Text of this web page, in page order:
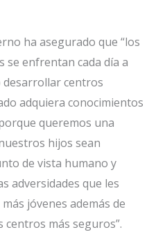
ha asegurado que “los
se enfrentan cada día a
centros
adquiera conocimientos
queremos una
hijos sean
de vista humano y
adversidades que les
jóvenes además de
más seguros”.